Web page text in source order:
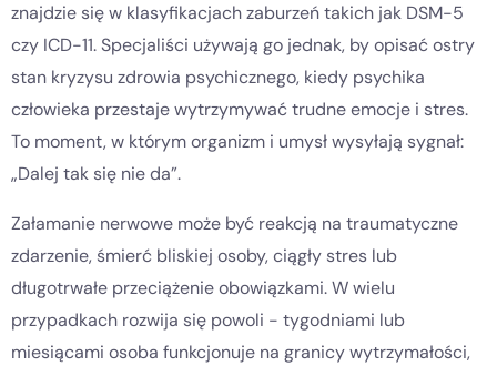
znajdzie się w klasyfikacjach zaburzeń takich jak DSM-5
czy ICD-11. Specjaliści używają go jednak, by opisać ostry
stan kryzysu zdrowia psychicznego, kiedy psychika
człowieka przestaje wytrzymywać trudne emocje i stres.
To moment, w którym organizm i umysł wysyłają sygnał:
„Dalej tak się nie da”.
Załamanie nerwowe może być reakcją na traumatyczne
zdarzenie, śmierć bliskiej osoby, ciągły stres lub
długotrwałe przeciążenie obowiązkami. W wielu
przypadkach rozwija się powoli - tygodniami lub
miesiącami osoba funkcjonuje na granicy wytrzymałości,